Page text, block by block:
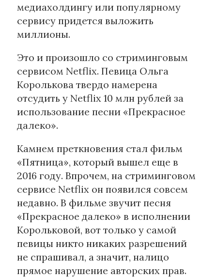
Смотрите нас в соцсетях и мессенджерах
медиахолдингу или популярному
сервису придется выложить
миллионы.
Это и произошло со стриминговым
сервисом Netflix. Певица Ольга
Королькова твердо намерена
отсудить у Netflix 10 млн рублей за
использование песни «Прекрасное
далеко».
Камнем преткновения стал фильм
«Пятница», который вышел еще в
2016 году. Впрочем, на стриминговом
сервисе Netflix он появился совсем
недавно. В фильме звучит песня
«Прекрасное далеко» в исполнении
Корольковой, вот только у самой
певицы никто никаких разрешений
не спрашивал, а значит, налицо
прямое нарушение авторских прав.